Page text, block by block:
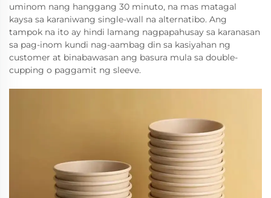
uminom nang hanggang 30 minuto, na mas matagal
kaysa sa karaniwang single-wall na alternatibo. Ang
tampok na ito ay hindi lamang nagpapahusay sa karanasan
sa pag-inom kundi nag-aambag din sa kasiyahan ng
customer at binabawasan ang basura mula sa double-
cupping o paggamit ng sleeve.